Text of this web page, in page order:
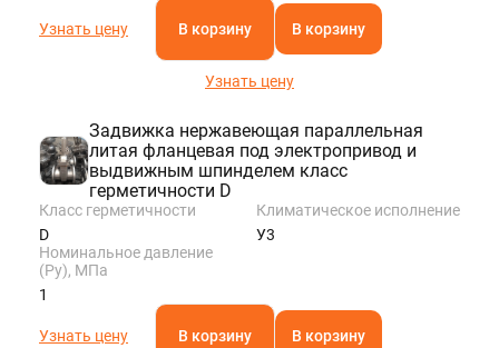
Узнать цену В корзину В корзину
Узнать цену
Задвижка нержавеющая параллельная
литая фланцевая под электропривод и
выдвижным шпинделем класс
герметичности D
Класс герметичности
D
Климатическое исполнение
У3
Номинальное давление
(Ру), МПа
1
Узнать цену В корзину В корзину